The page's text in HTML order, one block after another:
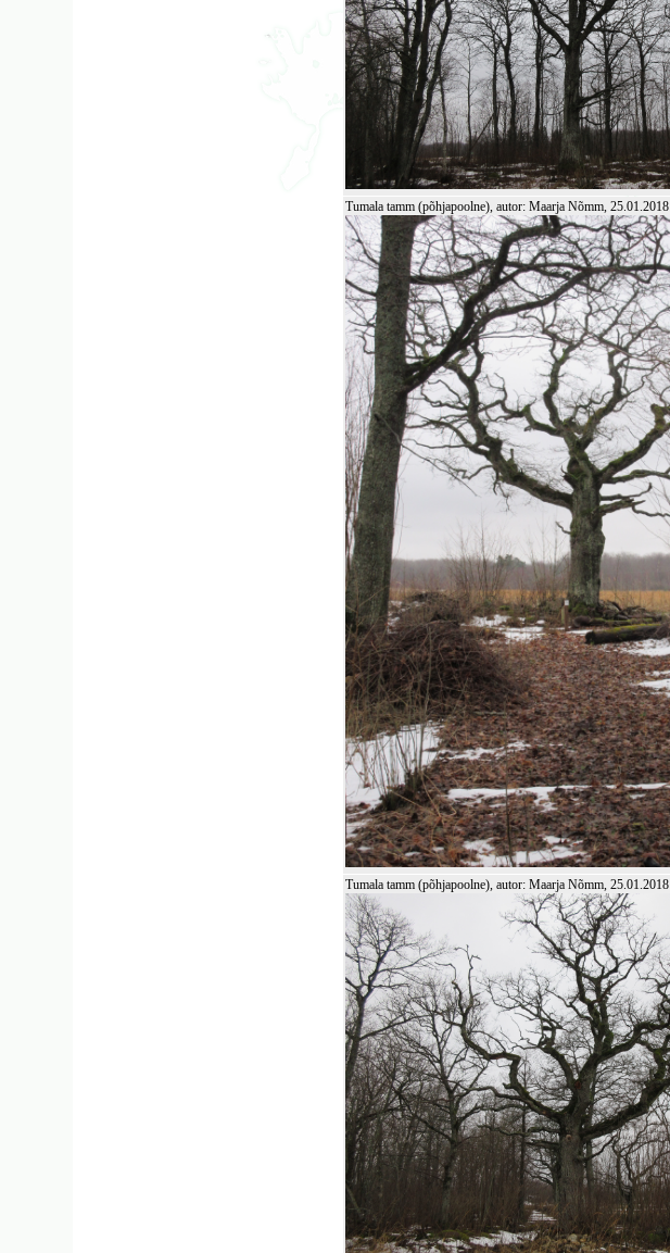
Tumala tamm (põhjapoolne), autor: Maarja Nõmm, 25.01.2018
Tumala tamm (põhjapoolne), autor: Maarja Nõmm, 25.01.2018